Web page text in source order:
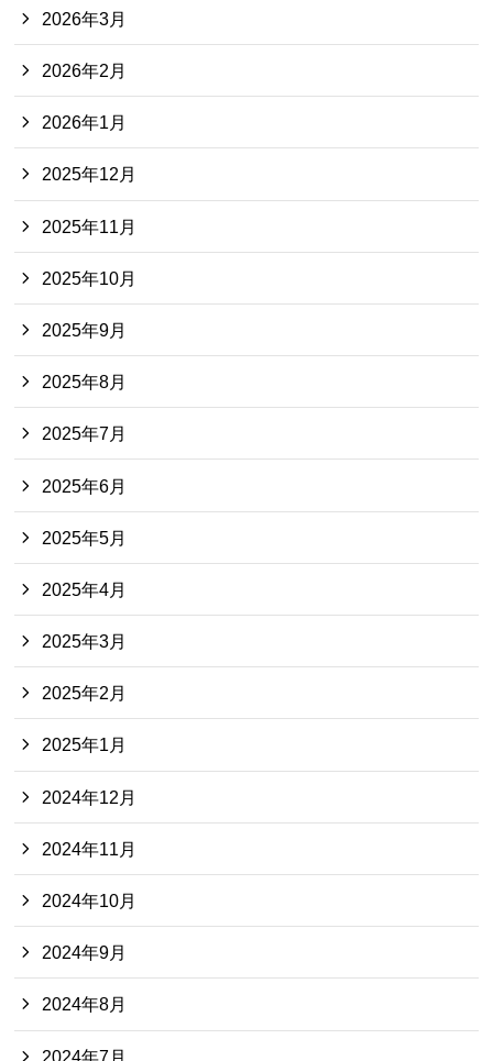
2026年3月
2026年2月
2026年1月
2025年12月
2025年11月
2025年10月
2025年9月
2025年8月
2025年7月
2025年6月
2025年5月
2025年4月
2025年3月
2025年2月
2025年1月
2024年12月
2024年11月
2024年10月
2024年9月
2024年8月
2024年7月